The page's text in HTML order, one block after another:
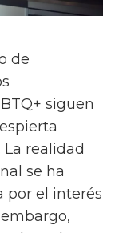
de
siguen
realidad
se ha
por el interés